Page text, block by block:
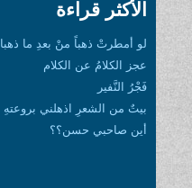
الأكثر قراءة
لو أمطرتْ ذهباً منْ بعدِ ما ذهبا
عجز الكلامُ عن الكلام
فَجْرُ النَّفير
بيتٌ من الشعرِ اذهلني بروعتهِ
أين صاحبي حسن؟؟